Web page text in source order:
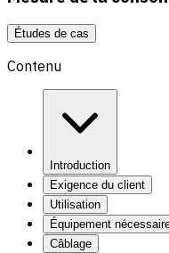
Études de cas
Contenu
Introduction
Exigence du client
Utilisation
Équipement
Câblage